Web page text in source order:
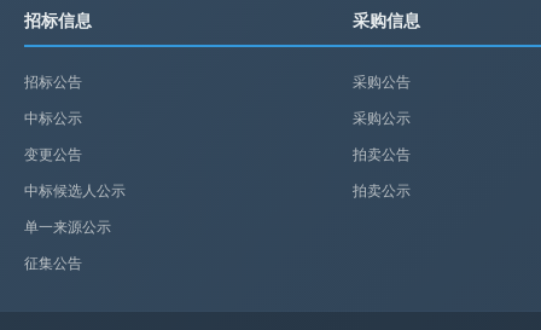
招标信息
招标公告
中标公示
变更公告
中标候选人公示
单一来源公示
征集公告
采购信息
采购公告
采购公示
拍卖公告
拍卖公示